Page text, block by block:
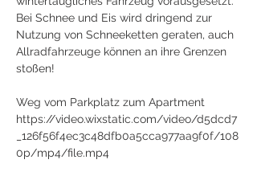
Bei Schnee und Eis wird dringend zur
Nutzung von Schneeketten geraten, auch
Allradfahrzeuge können an ihre Grenzen
stoßen!
Weg vom Parkplatz zum Apartment
https://video.wixstatic.com/video/d5dcd7
_126f56f4ec3c48dfb0a5cca977aa9f0f/108
0p/mp4/file.mp4